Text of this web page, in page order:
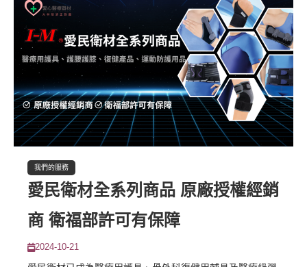
我們的服務
愛民衛材全系列商品 原廠授權經銷
商 衛福部許可有保障
2024-10-21